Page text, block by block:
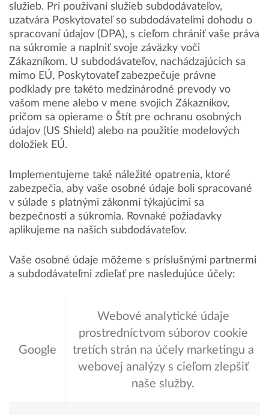
služieb. Pri používaní služieb subdodávateľov,
uzatvára Poskytovateľ so subdodávateľmi dohodu o
spracovaní údajov (DPA), s cieľom chrániť vaše práva
na súkromie a naplniť svoje záväzky voči
Zákazníkom. U subdodávateľov, nachádzajúcich sa
mimo EÚ, Poskytovateľ zabezpečuje právne
podklady pre takéto medzinárodné prevody vo
vašom mene alebo v mene svojich Zákazníkov,
pričom sa opierame o Štít pre ochranu osobných
údajov (US Shield) alebo na použitie modelových
doložiek EÚ.
Implementujeme také náležité opatrenia, ktoré
zabezpečia, aby vaše osobné údaje boli spracované
v súlade s platnými zákonmi týkajúcimi sa
bezpečnosti a súkromia. Rovnaké požiadavky
aplikujeme na našich subdodávateľov.
Vaše osobné údaje môžeme s príslušnými partnermi
a subdodávateľmi zdieľať pre nasledujúce účely:
Google
Webové analytické údaje
prostredníctvom súborov cookie
tretích strán na účely marketingu a
webovej analýzy s cieľom zlepšiť
naše služby.